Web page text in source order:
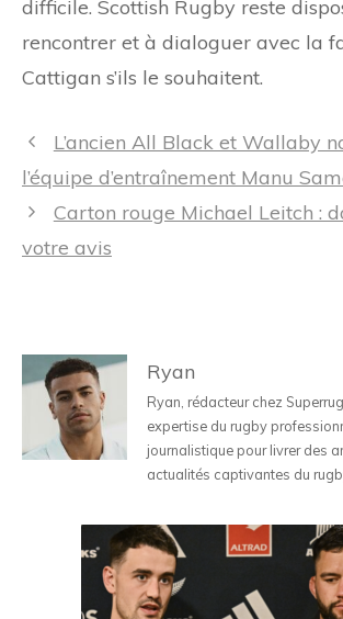
difficile. Scottish Rugby reste
rencontrer et à dialoguer avec la
Cattigan s’ils le souhaitent.
Navigation
des
L’ancien All Black et Wallaby
l’équipe d’entraînement Manu
Carton rouge Michael Leitch :
votre avis
Ryan
Ryan, rédacteur chez
expertise du rugby
journalistique pour livrer des
actualités captivantes du